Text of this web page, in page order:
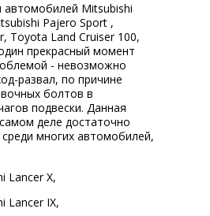
ОТЗЫВЫ
НА СЕРВИС
Mitsubishi
Pajero Sport ,
Toyota Land Cruiser 100,
прекрасный момент
- невозможно
развал, по причине
болтов в
подвески. Данная
деле достаточно
многих автомобилей,
Lancer X,
Lancer IX,